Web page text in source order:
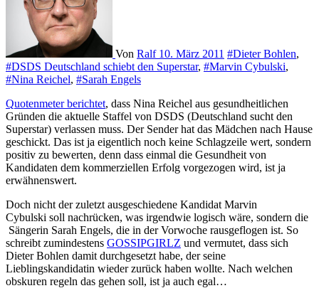
Von Ralf 10. März 2011 #Dieter Bohlen,
#DSDS Deutschland schiebt den Superstar, #Marvin Cybulski,
#Nina Reichel, #Sarah Engels
Quotenmeter berichtet, dass Nina Reichel aus gesundheitlichen
Gründen die aktuelle Staffel von DSDS (Deutschland sucht den
Superstar) verlassen muss. Der Sender hat das Mädchen nach Hause
geschickt. Das ist ja eigentlich noch keine Schlagzeile wert, sondern
positiv zu bewerten, denn dass einmal die Gesundheit von
Kandidaten dem kommerziellen Erfolg vorgezogen wird, ist ja
erwähnenswert.
Doch nicht der zuletzt ausgeschiedene Kandidat Marvin
Cybulski soll nachrücken, was irgendwie logisch wäre, sondern die
Sängerin Sarah Engels, die in der Vorwoche rausgeflogen ist. So
schreibt zumindestens GOSSIPGIRLZ und vermutet, dass sich
Dieter Bohlen damit durchgesetzt habe, der seine
Lieblingskandidatin wieder zurück haben wollte. Nach welchen
obskuren regeln das gehen soll, ist ja auch egal…